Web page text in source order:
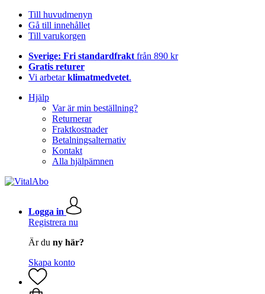
Till huvudmenyn
Gå till innehållet
Till varukorgen
Sverige: Fri standardfrakt från 890 kr
Gratis returer
Vi arbetarklimatmedvetet.
Hjälp
Var är min beställning?
Returnerar
Fraktkostnader
Betalningsalternativ
Kontakt
Alla hjälpämnen
Logga in
Registrera nu
Är du ny här?
Skapa konto